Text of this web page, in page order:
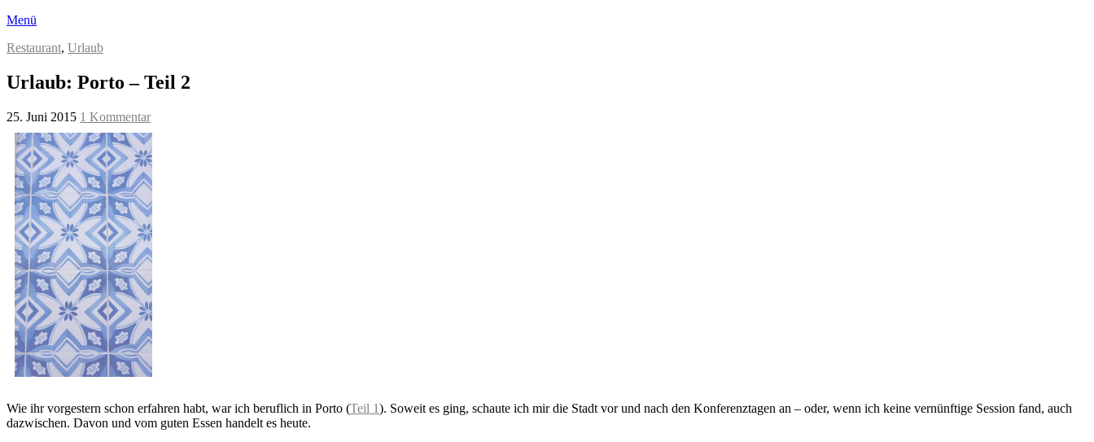
Menü
Restaurant, Urlaub
Urlaub: Porto – Teil 2
25. Juni 2015 1 Kommentar
Wie ihr vorgestern schon erfahren habt, war ich beruflich in Porto (Teil 1). Soweit es ging, schaute ich mir die Stadt vor und nach den Konferenztagen an – oder, wenn ich keine vernünftige Session fand, auch
dazwischen. Davon und vom guten Essen handelt es heute.